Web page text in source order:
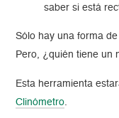
saber si está
Sólo hay una forma
Pero, ¿quién tiene un
Esta herramienta
Clinómetro.